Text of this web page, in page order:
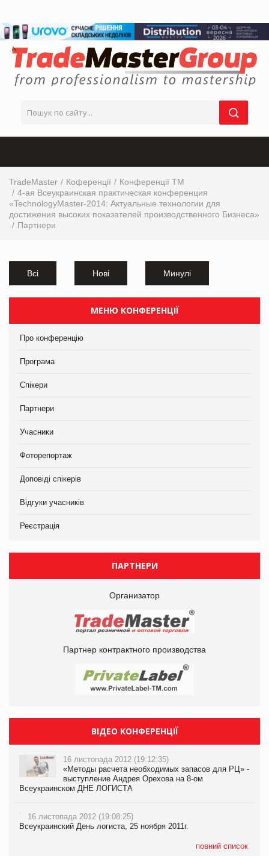
TradeMaster Коференції
Конференції ТМ
4-ая Всеукраинская практическая конференция
«TechnologyMaster-2014: Актуальные технологии для
достижения высоких показателей производственного Бизнеса»
Партнери
Всі Нові Минулі
МЕНЮ КОНФЕРЕНЦІЇ
Про конференцію
Програма
Спікери
Партнери
Учасники
Фоторепортаж
Доповіді спікерів
Відгуки учасників
Реєстрація
ПАРТНЕРИ
Организатор
Партнер контрактного производства
ВІДЕО КОНФЕРЕНЦІЇ
16 листопада 2012 (19:12:35)
«Методы расчета необходимых запасов для РЦ» -
выступление Андрея Орехова на 8-ом
Всеукраинском ДНЕ ЛОГИСТА
16 листопада 2012 (19:08:25)
Всеукраинский День логиста, 25 ноября 2011г.
повний список